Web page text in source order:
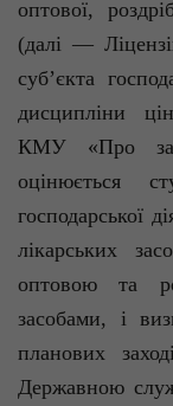
оптової,
(далі —
суб’єкта
дисципліни
КМУ «Про
оцінюється
господарської
лікарських
оптовою та
засобами, і
планових
Державною